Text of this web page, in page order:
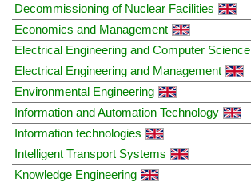
Decommissioning of Nuclear Facilities
Economics and Management
Electrical Engineering and Computer Science
Electrical Engineering and Management
Environmental Engineering
Information and Automation Technology
Information technologies
Intelligent Transport Systems
Knowledge Engineering